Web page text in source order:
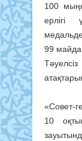
100
ерлігі
99
«Совет-
10